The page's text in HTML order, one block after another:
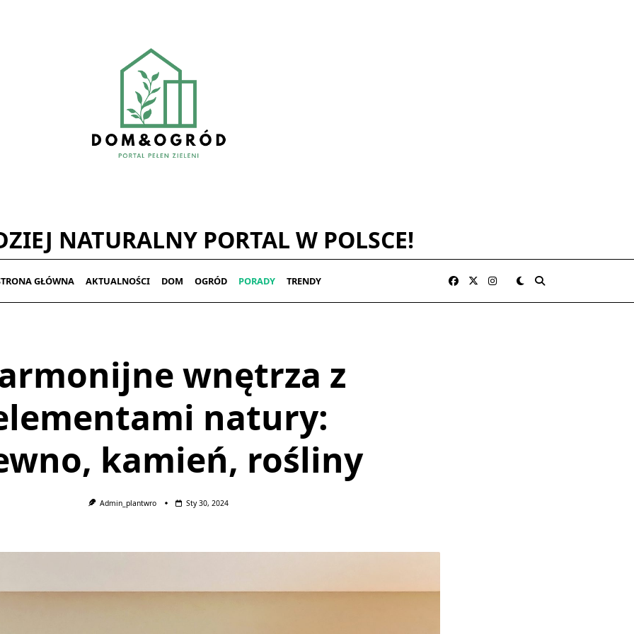
NATURALNY PORTAL W POLSCE!
GŁÓWNA AKTUALNOŚCI DOM OGRÓD PORADY TRENDY
wnętrza z
natury:
kamień, rośliny
Admin_plantwro Sty 30, 2024